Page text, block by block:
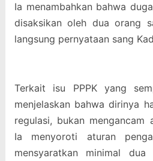
Ia menambahkan bahwa
disaksikan oleh dua orang
langsung pernyataan sang
Terkait isu PPPK yang
menjelaskan bahwa dirinya
regulasi, bukan mengancam
Ia menyoroti aturan
mensyaratkan minimal